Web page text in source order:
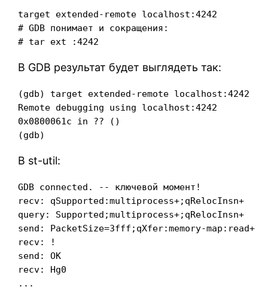
target extended-remote localhost:4242
# GDB понимает и сокращения:
# tar ext :4242
В GDB результат будет выглядеть так:
(gdb) target extended-remote localhost:4242
Remote debugging using localhost:4242
0x0800061c in ?? ()
(gdb)
В st-util:
GDB connected. -- ключевой момент!
recv: qSupported:multiprocess+;qRelocInsn+
query: Supported;multiprocess+;qRelocInsn+
send: PacketSize=3fff;qXfer:memory-map:read+
recv: !
send: OK
recv: Hg0
...